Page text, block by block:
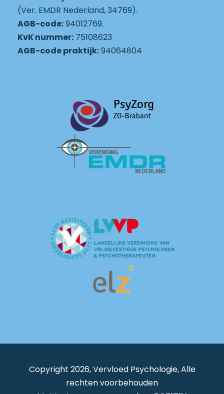
(Ver. EMDR Nederland, 34769).
AGB-code:94012769.
KvK nummer: 75108623
AGB-code praktijk:94064804
Copyright 2026, Vervloed Psychologie, Alle
rechten voorbehouden